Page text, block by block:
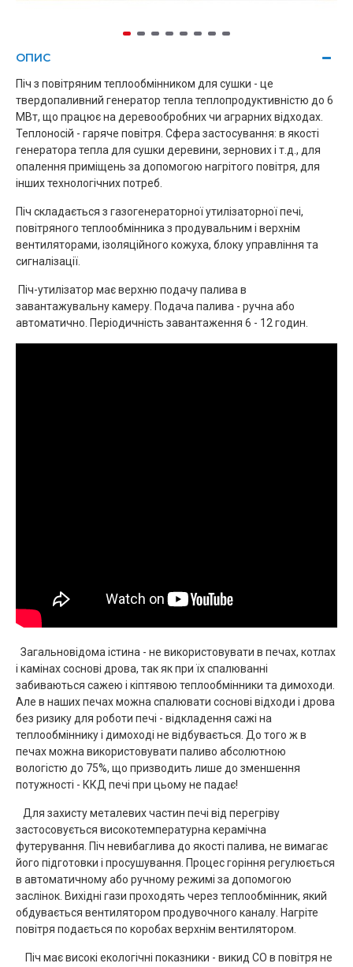
ОПИС
Піч з повітряним теплообмінником для сушки - це
твердопаливний генератор тепла теплопродуктивністю до 6
МВт, що працює на деревообробних чи аграрних відходах.
Теплоносій - гаряче повітря. Сфера застосування: в якості
генератора тепла для сушки деревини, зернових і т.д., для
опалення приміщень за допомогою нагрітого повітря, для
інших технологічних потреб.
Піч складається з газогенераторної утилізаторної печі,
повітряного теплообмінника з продувальним і верхнім
вентиляторами, ізоляційного кожуха, блоку управління та
сигналізації.
Піч-утилізатор має верхню подачу палива в
завантажувальну камеру. Подача палива - ручна або
автоматично. Періодичність завантаження 6 - 12 годин.
Загальновідома істина - не використовувати в печах, котлах
і камінах соснові дрова, так як при їх спалюванні
забиваються сажею і кіптявою теплообмінники та димоходи.
Але в наших печах можна спалювати соснові відходи і дрова
без ризику для роботи печі - відкладення сажі на
теплообміннику і димоході не відбувається. До того ж в
печах можна використовувати паливо абсолютною
вологістю до 75%, що призводить лише до зменшення
потужності - ККД печі при цьому не падає!
Для захисту металевих частин печі від перегріву
застосовується високотемпературна керамічна
футерування. Піч невибаглива до якості палива, не вимагає
його підготовки і просушування. Процес горіння регулюється
в автоматичному або ручному режимі за допомогою
заслінок. Вихідні гази проходять через теплообмінник, який
обдувається вентилятором продувочного каналу. Нагріте
повітря подається по коробах верхнім вентилятором.
Піч має високі екологічні показники - викид СО в повітря не